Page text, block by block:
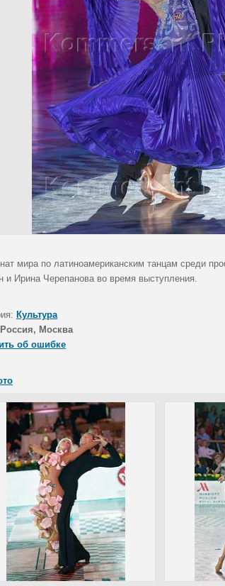
мира по латиноамериканским танцам среди
и Ирина Черепанова во время выступления.
Культура
Россия, Москва
об ошибке